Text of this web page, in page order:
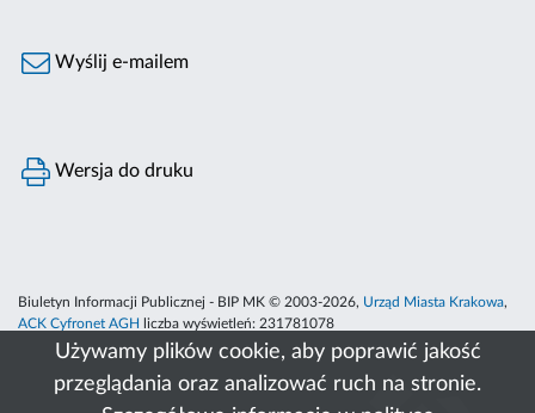
Używamy plików cookie, aby poprawić jakość
przeglądania oraz analizować ruch na stronie.
Wyślij e-mailem
Wersja do druku
Biuletyn Informacji Publicznej - BIP MK © 2003-2026, Urząd Miasta Krakowa,
ACK Cyfronet AGH
liczba wyświetleń: 231781078